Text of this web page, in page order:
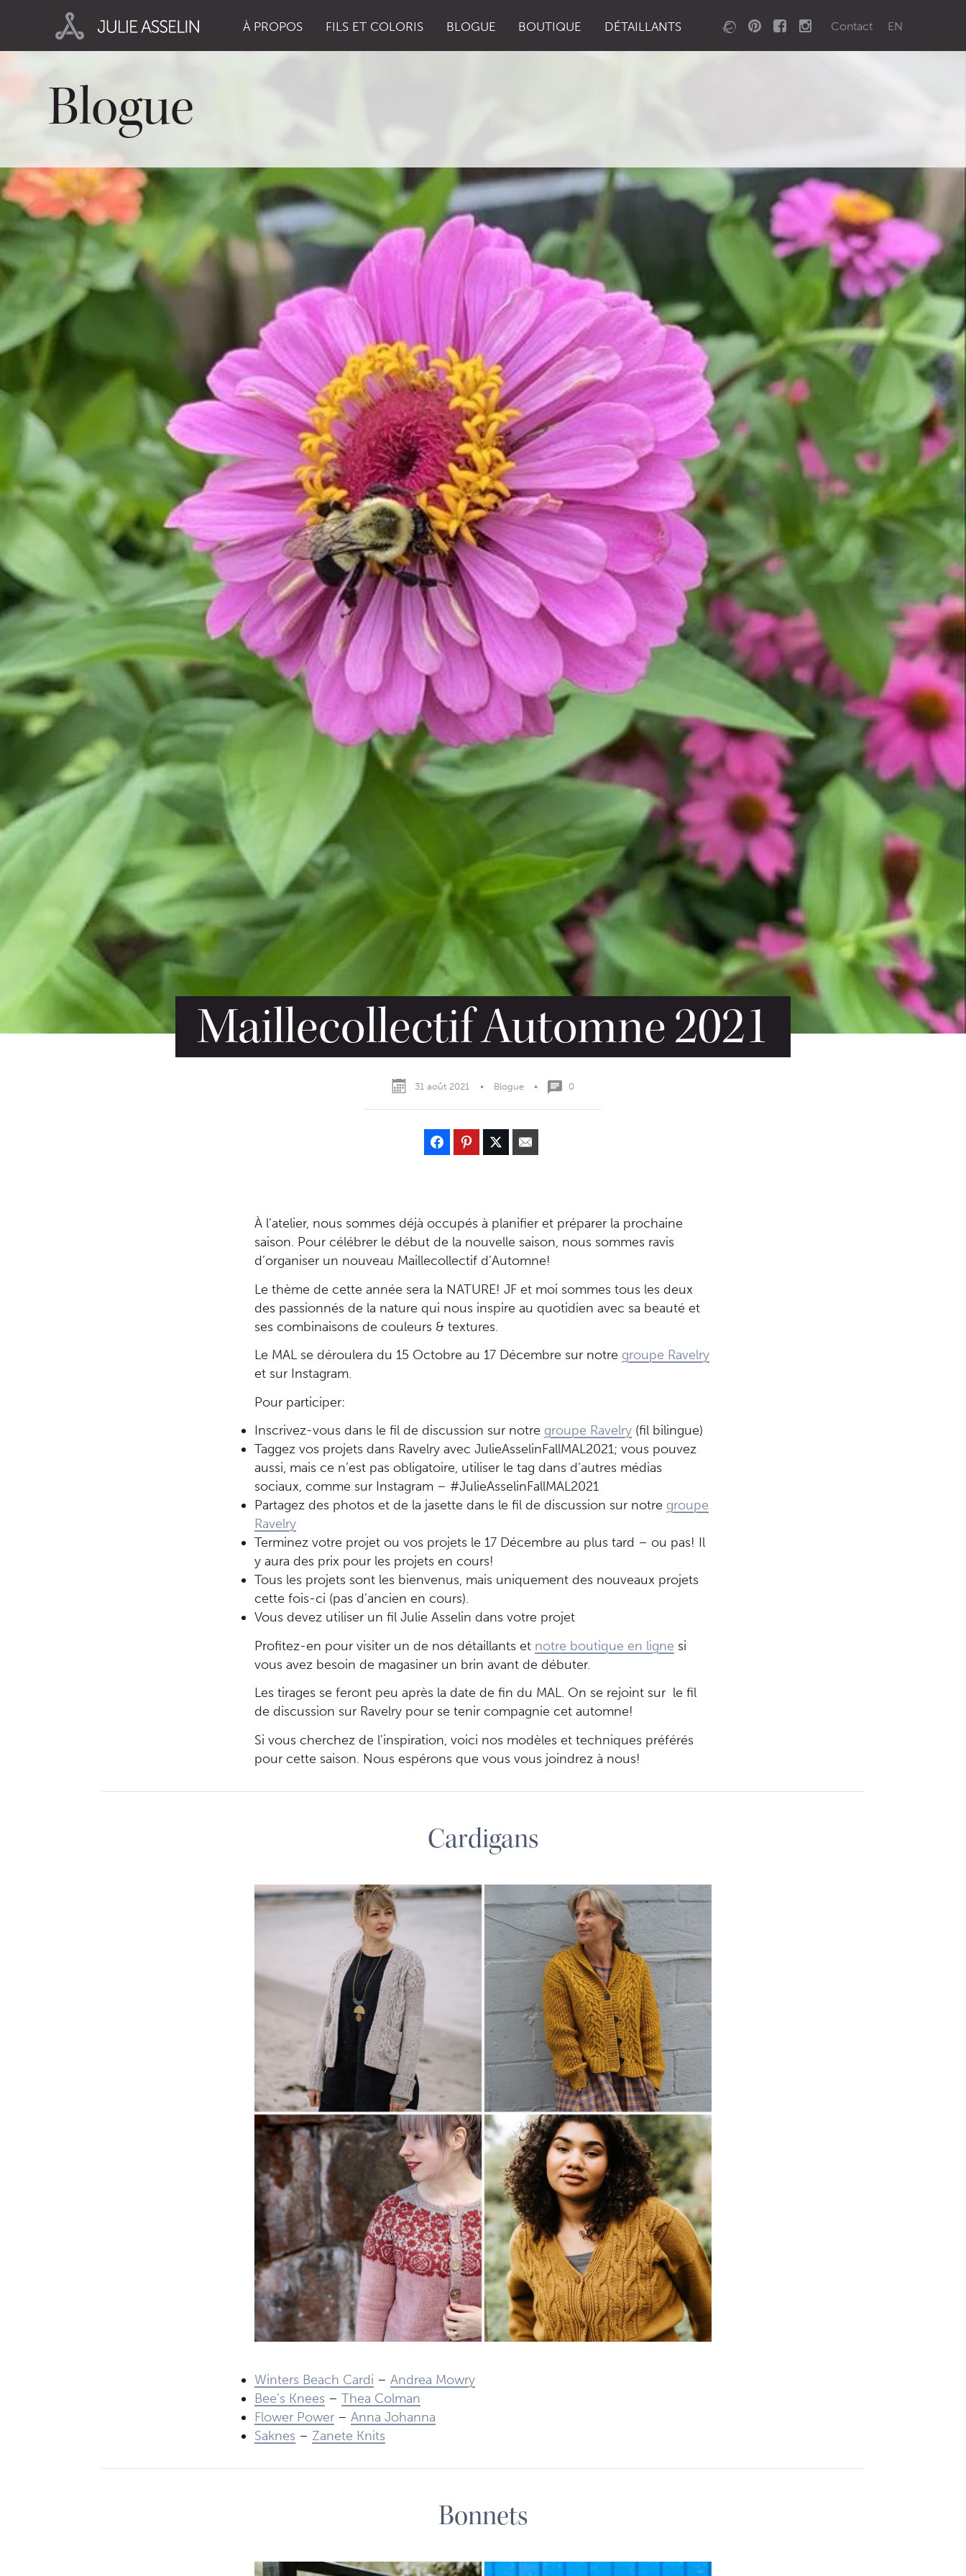
À PROPOS FILS ET COLORIS BLOGUE BOUTIQUE DÉTAILLANTS Contact EN
Blogue
Maillecollectif Automne 2021
31 août 2021 • Blogue • 0
À l’atelier, nous sommes déjà occupés à planifier et préparer la prochaine
saison. Pour célébrer le début de la nouvelle saison, nous sommes ravis
d’organiser un nouveau Maillecollectif d’Automne!
Le thème de cette année sera la NATURE! JF et moi sommes tous les deux
des passionnés de la nature qui nous inspire au quotidien avec sa beauté et
ses combinaisons de couleurs & textures.
Le MAL se déroulera du 15 Octobre au 17 Décembre sur notre groupe Ravelry
et sur Instagram.
Pour participer:
Inscrivez-vous dans le fil de discussion sur notre groupe Ravelry (fil bilingue)
Taggez vos projets dans Ravelry avec JulieAsselinFallMAL2021; vous pouvez
aussi, mais ce n’est pas obligatoire, utiliser le tag dans d’autres médias
sociaux, comme sur Instagram – #JulieAsselinFallMAL2021
Partagez des photos et de la jasette dans le fil de discussion sur notre groupe
Ravelry
Terminez votre projet ou vos projets le 17 Décembre au plus tard – ou pas! Il
y aura des prix pour les projets en cours!
Tous les projets sont les bienvenus, mais uniquement des nouveaux projets
cette fois-ci (pas d’ancien en cours).
Vous devez utiliser un fil Julie Asselin dans votre projet
Profitez-en pour visiter un de nos détaillants et notre boutique en ligne si
vous avez besoin de magasiner un brin avant de débuter.
Les tirages se feront peu après la date de fin du MAL. On se rejoint sur le fil
de discussion sur Ravelry pour se tenir compagnie cet automne!
Si vous cherchez de l’inspiration, voici nos modèles et techniques préférés
pour cette saison. Nous espérons que vous vous joindrez à nous!
Cardigans
Winters Beach Cardi – Andrea Mowry
Bee’s Knees – Thea Colman
Flower Power – Anna Johanna
Saknes – Zanete Knits
Bonnets